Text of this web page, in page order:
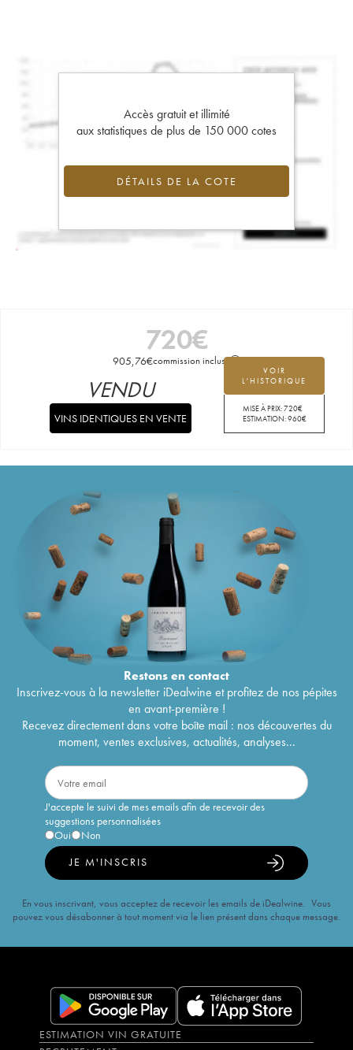
Accès gratuit et illimité
aux statistiques de plus de 150 000 cotes
DÉTAILS DE LA COTE
720€
905,76€commission incluse
VOIR
L'HISTORIQUE
MISE À PRIX:720€
ESTIMATION:960€
VENDU
VINS IDENTIQUES EN VENTE
Restons encontact
Inscrivez-vous à la newsletter iDealwine et profitez de nos pépites
en avant-première !
Recevez directement dans votre boîte mail : nos découvertes du
moment, ventes exclusives, actualités, analyses...
J'accepte le suivi de mes emails afin de recevoir des
suggestions personnalisées
Oui
Non
JE M'INSCRIS
En vous inscrivant, vous acceptez de recevoir les emails de iDealwine. Vous
pouvez vous désabonner à tout moment via le lien présent dans chaque message.
ESTIMATION VIN GRATUITE